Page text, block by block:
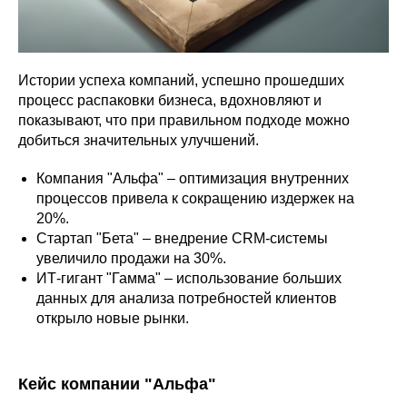
Истории успеха компаний, успешно прошедших
процесс распаковки бизнеса, вдохновляют и
показывают, что при правильном подходе можно
добиться значительных улучшений.
Компания "Альфа" – оптимизация внутренних
процессов привела к сокращению издержек на
20%.
Стартап "Бета" – внедрение CRM-системы
увеличило продажи на 30%.
ИТ-гигант "Гамма" – использование больших
данных для анализа потребностей клиентов
открыло новые рынки.
Кейс компании "Альфа"